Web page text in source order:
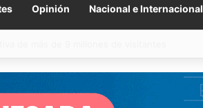
Opinión Nacional e Internacional